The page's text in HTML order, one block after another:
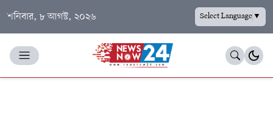
শনিবার, ৮ আগস্ট, ২০২৬ Select Language▼